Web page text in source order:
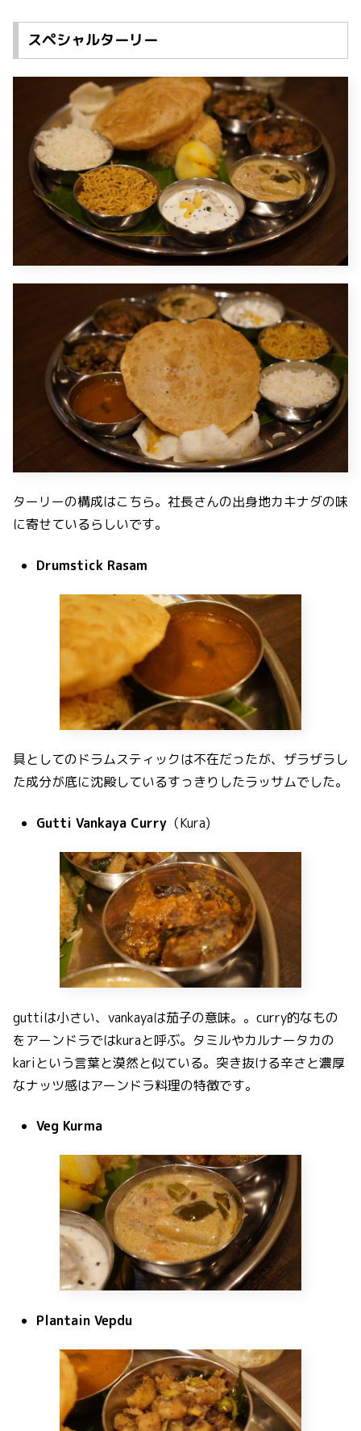
スペシャルターリー
ターリーの構成はこちら。社長さんの出身地カキナダの味
に寄せているらしいです。
Drumstick Rasam
具としてのドラムスティックは不在だったが、ザラザラし
た成分が底に沈殿しているすっきりしたラッサムでした。
Gutti Vankaya Curry （Kura)
guttiは小さい、vankayaは茄子の意味。。curry的なもの
をアーンドラではkuraと呼ぶ。タミルやカルナータカの
kariという言葉と漠然と似ている。突き抜ける辛さと濃厚
なナッツ感はアーンドラ料理の特徴です。
Veg Kurma
Plantain Vepdu